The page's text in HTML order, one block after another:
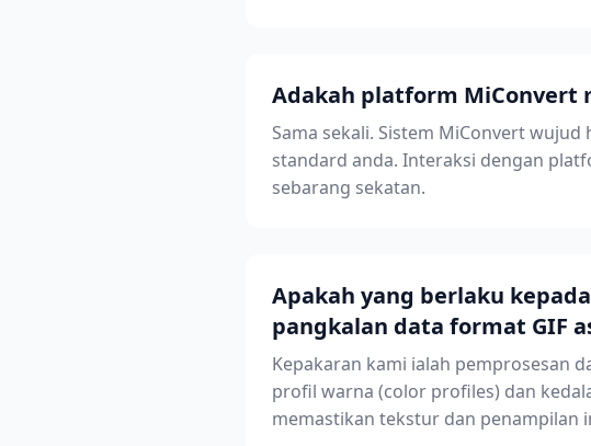
Adakah platform MiConvert
Sama sekali. Sistem MiConvert
standard anda. Interaksi dengan
sebarang sekatan.
Apakah yang berlaku
pangkalan data format GIF
Kepakaran kami ialah pemprosesan
profil warna (color profiles) dan
memastikan tekstur dan penampilan